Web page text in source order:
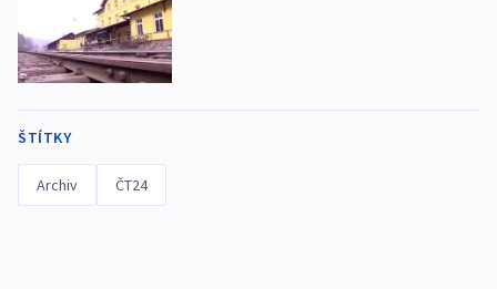
ŠTÍTKY
Archiv ČT24